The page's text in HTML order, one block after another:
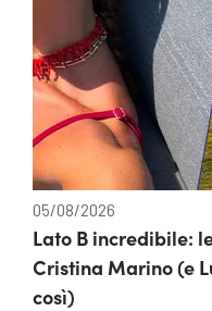
05/08/2026
Lato B incredibile:
Cristina Marino (e
così)